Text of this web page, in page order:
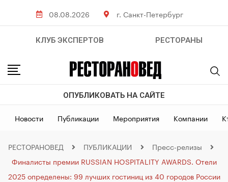
08.08.2026 г. Санкт-Петербург
КЛУБ ЭКСПЕРТОВ РЕСТОРАНЫ
ОПУБЛИКОВАТЬ НА САЙТЕ
Новости Публикации Мероприятия Компании
РЕСТОРАНОВЕД ПУБЛИКАЦИИ
Пресс-релизы
Финалисты премии RUSSIAN HOSPITALITY AWARDS. Отели
2025 определены: 99 лучших гостиниц из 40 городов России